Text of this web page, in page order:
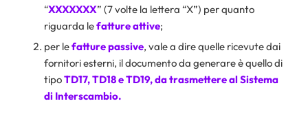
“XXXXXXX” (7 volte la lettera “X”) per quanto
riguarda lefatture attive;
per lefatture passive, vale a dire quelle ricevute dai
fornitori esterni, il documento da generare è quello di
tipoTD17, TD18 e TD19, da trasmettere al Sistema
di Interscambio.